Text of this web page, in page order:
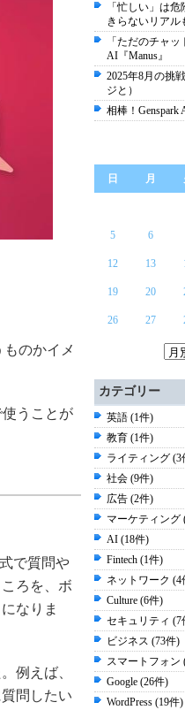
のかイメ
うことが
で質問や
ろを、ボ
なりま
例えば、
問したい
「忙しい」は
きらないリアル
「ただのチャ
AI『Manus』
2025年8月の挑
ジと）
相棒！Genspark
日 月
5 6
12 13
19 20
26 27
カテゴリー
英語 (1件)
教育 (1件)
ライティング (3
社会 (9件)
広告 (2件)
マーケティング
AI (18件)
Fintech (1件)
ネットワーク (4
Culture (6件)
セキュリティ (7
ビジネス (73件)
スマートフォン
Google (26件)
WordPress (19件)